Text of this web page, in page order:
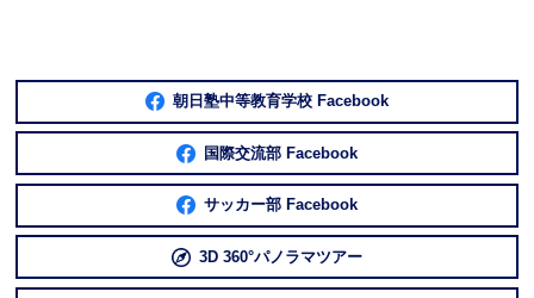
朝日塾中等教育学校 Facebook
国際交流部 Facebook
サッカー部 Facebook
3D 360°パノラマツアー